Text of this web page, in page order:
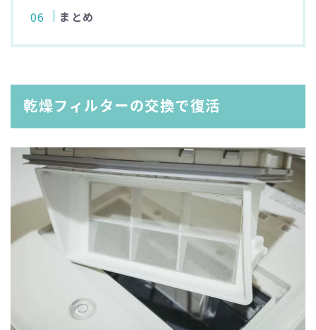
まとめ
乾燥フィルターの交換で復活